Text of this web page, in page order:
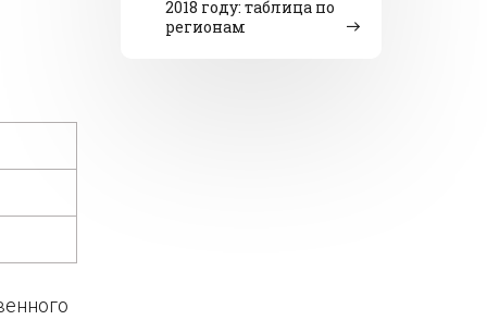
2018 году: таблица по
регионам